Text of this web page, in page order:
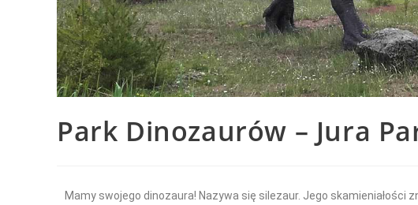
Park Dinozaurów – Jura
Mamy swojego dinozaura! Nazywa się silezaur. Jego skamieniałości